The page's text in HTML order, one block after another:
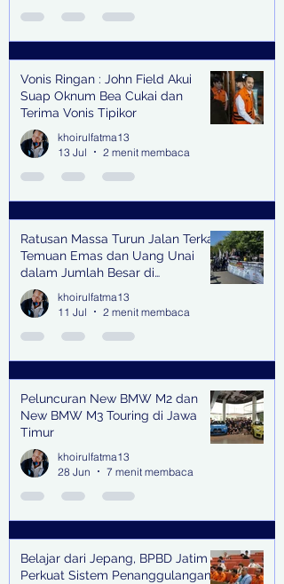
Vonis Ringan : John Field Akui
Suap Oknum Bea Cukai dan
Terima Vonis Tipikor
khoirulfatma13
13 Jul
2 menit membaca
Ratusan Massa Turun Jalan Terkait
Temuan Emas dan Uang Unai
dalam Jumlah Besar di
Lingkungan Jampidsus Kejaksaan
Agung RI di Jakarta
khoirulfatma13
11 Jul
2 menit membaca
Peluncuran New BMW M2 dan
New BMW M3 Touring di Jawa
Timur
khoirulfatma13
28 Jun
7 menit membaca
Belajar dari Jepang, BPBD Jatim
Perkuat Sistem Penanggulangan